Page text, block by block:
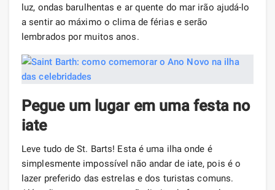
luz, ondas barulhentas e ar quente do mar irão ajudá-lo
a sentir ao máximo o clima de férias e serão
lembrados por muitos anos.
Pegue um lugar em uma festa no
iate
Leve tudo de St. Barts! Esta é uma ilha onde é
simplesmente impossível não andar de iate, pois é o
lazer preferido das estrelas e dos turistas comuns.